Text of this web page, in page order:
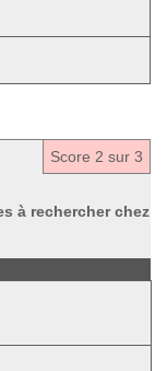
Score 2 sur 3
à rechercher chez